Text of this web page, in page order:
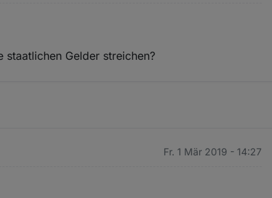
staatlichen Gelder streichen?
Fr. 1 Mär 2019 - 14:27